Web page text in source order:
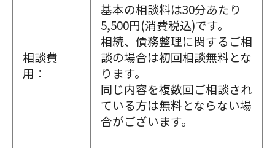
相談費
用：
基本の相談料は30分あたり
5,500円(消費税込)です。
相続、債務整理に関するご相
談の場合は初回相談無料とな
ります。
同じ内容を複数回ご相談され
ている方は無料とならない場
合がございます。